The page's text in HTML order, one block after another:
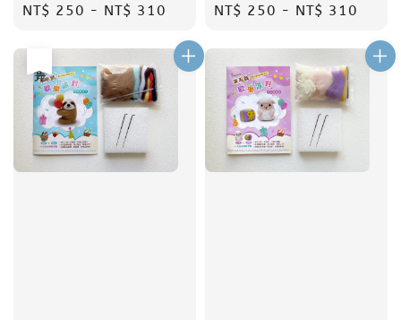
Regular
NT$ 250 - NT$ 310
Regular
NT$ 250 - NT$ 310